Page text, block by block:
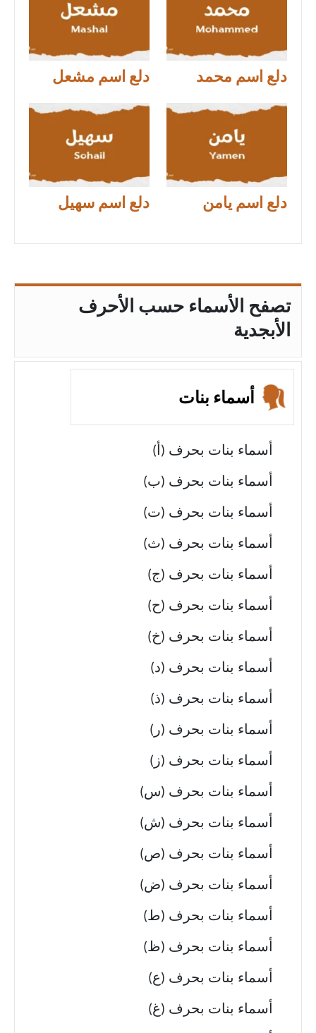
دلع اسم محمد دلع اسم مشعل
دلع اسم يامن دلع اسم سهيل
تصفح الأسماء حسب الأحرف
الأبجدية
أسماء بنات
أسماء بنات بحرف (أ)
أسماء بنات بحرف (ب)
أسماء بنات بحرف (ت)
أسماء بنات بحرف (ث)
أسماء بنات بحرف (ج)
أسماء بنات بحرف (ح)
أسماء بنات بحرف (خ)
أسماء بنات بحرف (د)
أسماء بنات بحرف (ذ)
أسماء بنات بحرف (ر)
أسماء بنات بحرف (ز)
أسماء بنات بحرف (س)
أسماء بنات بحرف (ش)
أسماء بنات بحرف (ص)
أسماء بنات بحرف (ض)
أسماء بنات بحرف (ط)
أسماء بنات بحرف (ظ)
أسماء بنات بحرف (ع)
أسماء بنات بحرف (غ)